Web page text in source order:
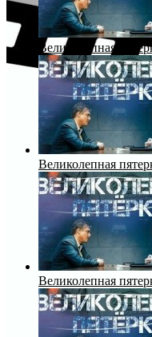
Великолепная
Великолепная
Великолепная